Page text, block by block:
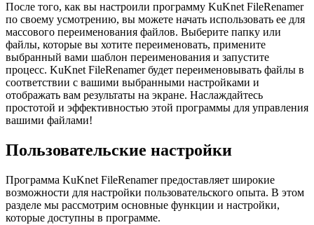
После того, как вы настроили программу KuKnet FileRenamer
по своему усмотрению, вы можете начать использовать ее для
массового переименования файлов. Выберите папку или
файлы, которые вы хотите переименовать, примените
выбранный вами шаблон переименования и запустите
процесс. KuKnet FileRenamer будет переименовывать файлы в
соответствии с вашими выбранными настройками и
отображать вам результаты на экране. Наслаждайтесь
простотой и эффективностью этой программы для управления
вашими файлами!
Пользовательские настройки
Программа KuKnet FileRenamer предоставляет широкие
возможности для настройки пользовательского опыта. В этом
разделе мы рассмотрим основные функции и настройки,
которые доступны в программе.